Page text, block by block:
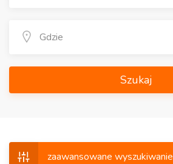
Szukaj
zaawansowane wyszukiwanie